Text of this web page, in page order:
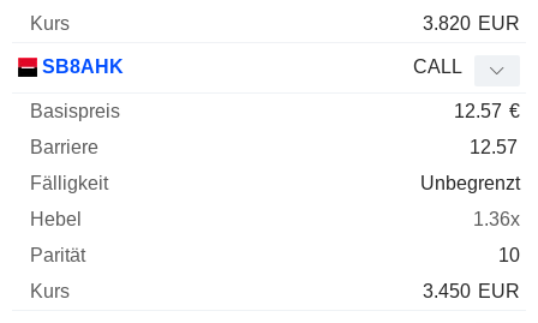
3.820 EUR
SB8AHK CALL
12.57 €
12.57
Unbegrenzt
1.36x
10
3.450 EUR